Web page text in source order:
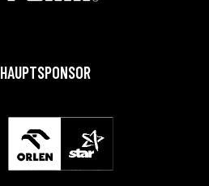
HAUPTSPONSOR